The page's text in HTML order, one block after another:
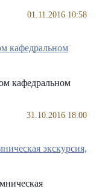
01.11.2016 10:58
кафедральном
31.10.2016 18:00